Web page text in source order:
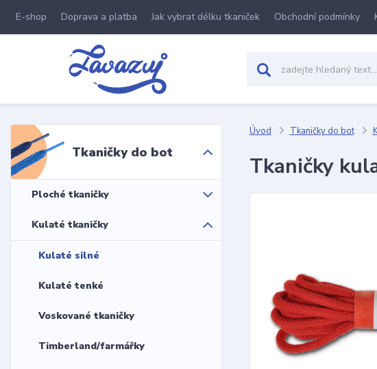
E-shop Doprava a platba Jak vybrat délku tkaniček Obchodní podmínky
Tkaničky do bot
Ploché tkaničky
Kulaté tkaničky
Kulaté silné
Kulaté tenké
Voskované tkaničky
Timberland/farmářky
Úvod Tkaničky do bot
Tkaničky